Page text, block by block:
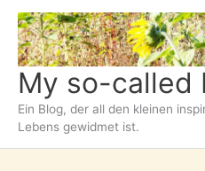
Zum
Inhalt
springen
My so-called
Ein Blog, der all den kleinen
Lebens gewidmet ist.